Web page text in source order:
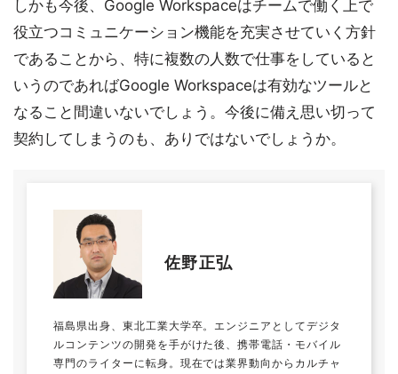
しかも今後、Google Workspaceはチームで働く上で
役立つコミュニケーション機能を充実させていく方針
であることから、特に複数の人数で仕事をしていると
いうのであればGoogle Workspaceは有効なツールと
なること間違いないでしょう。今後に備え思い切って
契約してしまうのも、ありではないでしょうか。
佐野正弘
福島県出身、東北工業大学卒。エンジニアとしてデジタ
ルコンテンツの開発を手がけた後、携帯電話・モバイル
専門のライターに転身。現在では業界動向からカルチャ